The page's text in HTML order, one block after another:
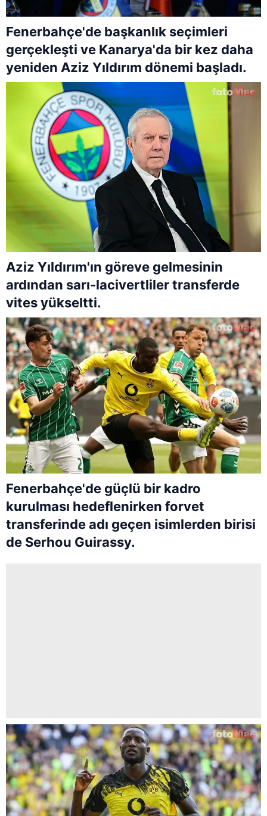
Fenerbahçe'de başkanlık seçimleri
gerçekleşti ve Kanarya'da bir kez daha
yeniden Aziz Yıldırım dönemi başladı.
Aziz Yıldırım'ın göreve gelmesinin
ardından sarı-lacivertliler transferde
vites yükseltti.
Fenerbahçe'de güçlü bir kadro
kurulması hedeflenirken forvet
transferinde adı geçen isimlerden birisi
de Serhou Guirassy.